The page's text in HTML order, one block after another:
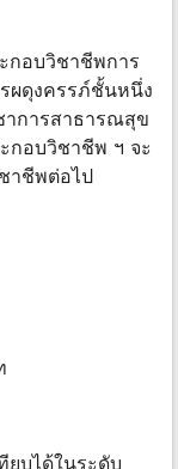
กอบวิชาชีพการ
ผดุงครรภ์ชั้นหนึ่ง
าการสาธารณสุข
กอบวิชาชีพ ฯ จะ
าชีพต่อไป
บได้ในระดับ